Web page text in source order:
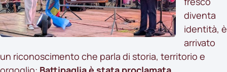
diventa
identità, è
arrivato
un riconoscimento che parla di storia, territorio e